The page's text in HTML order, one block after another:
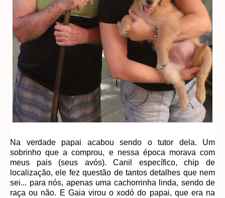
Na verdade papai acabou sendo o tutor dela. Um
sobrinho que a comprou, e nessa época morava com
meus pais (seus avós). Canil específico, chip de
localização, ele fez questão de tantos detalhes que nem
sei... para nós, apenas uma cachorrinha linda, sendo de
raça ou não. E Gaia virou o xodó do papai, que era na